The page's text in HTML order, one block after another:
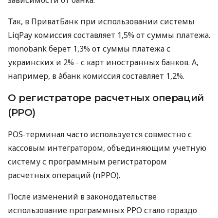
Так, в ПриватБанк при использовании системы
LiqPay комиссия составляет 1,5% от суммы платежа.
monobank берет 1,3% от суммы платежа с
украинских и 2% - с карт иностранных банков. А,
например, в àбанк комиссия составляет 1,2%.
О регистраторе расчетных операций
(РРО)
POS-терминал часто используется совместно с
кассовым интегратором, объединяющим учетную
систему с программным регистратором
расчетных операций (пРРО).
После изменений в законодательстве
использование программных РРО стало гораздо